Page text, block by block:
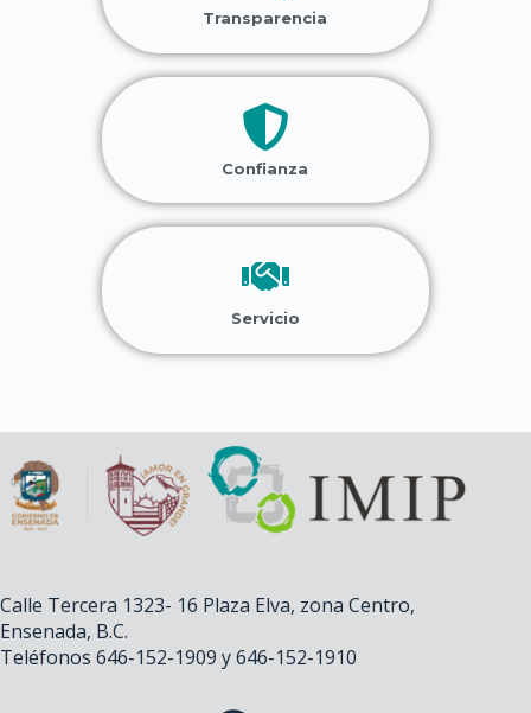
Transparencia
Confianza
Servicio
Calle Tercera 1323- 16 Plaza Elva, zona Centro,
Ensenada, B.C.
Teléfonos 646-152-1909 y 646-152-1910